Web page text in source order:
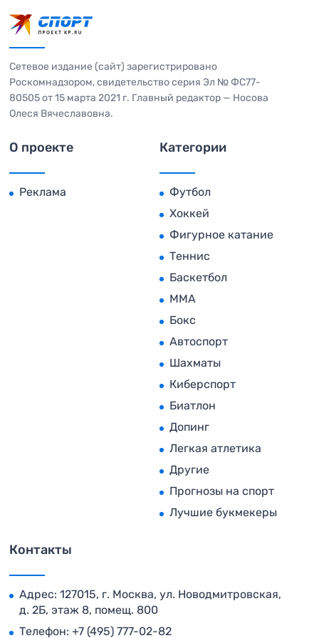
Сетевое издание (сайт) зарегистрировано
Роскомнадзором, свидетельство серия Эл № ФС77-
80505 от 15 марта 2021 г. Главный редактор — Носова
Олеся Вячеславовна.
О проекте
Реклама
Категории
Футбол
Хоккей
Фигурное катание
Теннис
Баскетбол
MMA
Бокс
Автоспорт
Шахматы
Киберспорт
Биатлон
Допинг
Легкая атлетика
Другие
Прогнозы на спорт
Лучшие букмекеры
Контакты
Адрес: 127015, г. Москва, ул. Новодмитровская,
д. 2Б, этаж 8, помещ. 800
Телефон: +7 (495) 777-02-82